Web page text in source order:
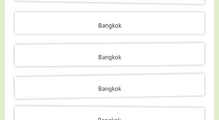
Bangkok
Bangkok
Bangkok